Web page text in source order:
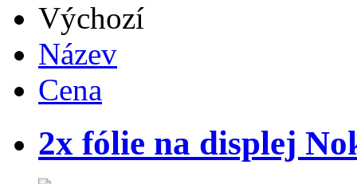
Výchozí
Název
Cena
2x fólie na displej